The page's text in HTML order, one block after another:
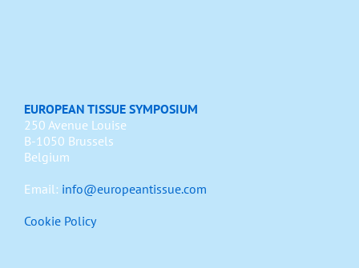
EUROPEAN TISSUE SYMPOSIUM
250 Avenue Louise
B-1050 Brussels
Belgium
Email: info@europeantissue.com
Cookie Policy